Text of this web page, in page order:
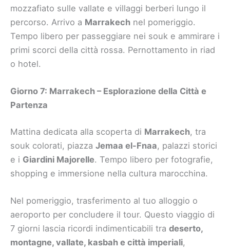
mozzafiato sulle vallate e villaggi berberi lungo il
percorso. Arrivo a Marrakech nel pomeriggio.
Tempo libero per passeggiare nei souk e ammirare i
primi scorci della città rossa. Pernottamento in riad
o hotel.
Giorno 7: Marrakech – Esplorazione della Città e
Partenza
Mattina dedicata alla scoperta di Marrakech, tra
souk colorati, piazza Jemaa el-Fnaa, palazzi storici
e i Giardini Majorelle. Tempo libero per fotografie,
shopping e immersione nella cultura marocchina.
Nel pomeriggio, trasferimento al tuo alloggio o
aeroporto per concludere il tour. Questo viaggio di
7 giorni lascia ricordi indimenticabili tra deserto,
montagne, vallate, kasbah e città imperiali,